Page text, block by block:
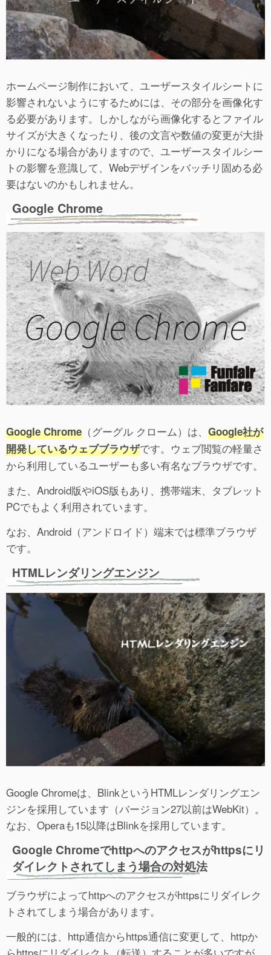
ホームページ制作において、ユーザースタイルシートに
影響されないようにするためには、その部分を画像化す
る必要があります。しかしながら画像化するとファイル
サイズが大きくなったり、後の文言や数値の変更が大掛
かりになる場合がありますので、ユーザースタイルシー
トの影響を意識して、Webデザインをバッチリ固める必
要はないのかもしれません。
Google Chrome
Google Chrome （グーグル クローム）は、 Google社が
開発しているウェブブラウザです。ウェブ閲覧の軽量さ
から利用しているユーザーも多い有名なブラウザです。
また、Android版やiOS版もあり、携帯端末、タブレット
PCでもよく利用されています。
なお、Android（アンドロイド）端末では標準ブラウザ
です。
HTMLレンダリングエンジン
Google Chromeは、BlinkというHTMLレンダリングエン
ジンを採用しています（バージョン27以前はWebKit）。
なお、Operaも15以降はBlinkを採用しています。
Google Chromeでhttpへのアクセスがhttpsにリ
ダイレクトされてしまう場合の対処法
ブラウザによってhttpへのアクセスがhttpsにリダイレク
トされてしまう場合があります。
一般的には、http通信からhttps通信に変更して、httpか